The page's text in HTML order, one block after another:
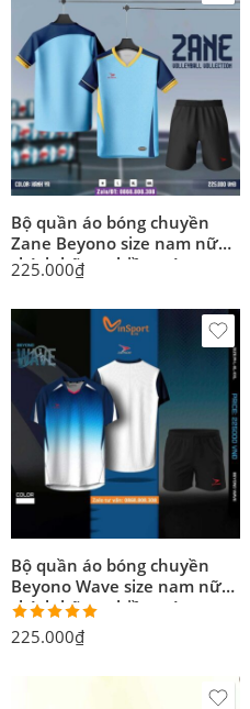
Bộ quần áo bóng chuyền
Zane Beyono size nam nữ
chính hãng nhiều màu
225.000₫
Bộ quần áo bóng chuyền
Beyono Wave size nam nữ
chính hãng nhiều màu
Được xếp
225.000₫